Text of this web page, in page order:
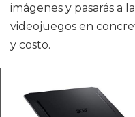
imágenes y pasarás a
videojuegos en
y costo.